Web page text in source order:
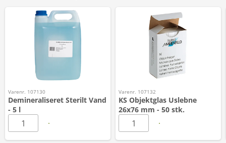
Varenr. 107130
Demineraliseret Sterilt Vand
- 5 l
Varenr. 107132
KS Objektglas Uslebne
26x76 mm - 50 stk.